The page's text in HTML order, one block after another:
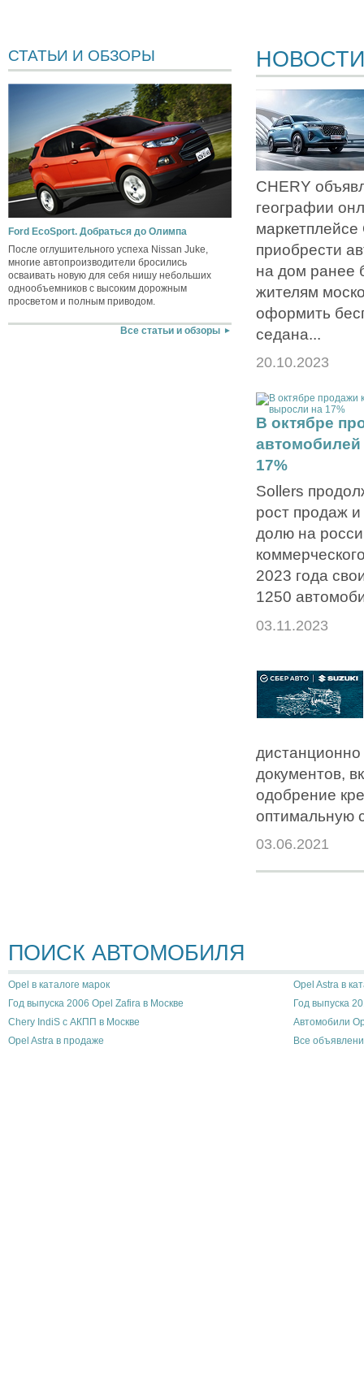
СТАТЬИ И ОБЗОРЫ
Ford EcoSport. Добраться до Олимпа
После оглушительного успеха Nissan Juke,
многие автопроизводители бросились
осваивать новую для себя нишу небольших
однообъемников с высоким дорожным
просветом и полным приводом.
Все статьи и обзоры
НОВОСТИ
CHERY
географии
приобрести
на дом ранее
жителям
оформить
седана...
20.10.2023
В октябре
17%
Sollers
рост продаж
долю на
2023 года
1250
03.11.2023
документов,
одобрение
оптимальную
03.06.2021
ПОИСК АВТОМОБИЛЯ
Opel в каталоге марок
Opel Astra в
Год выпуска 2006 Opel Zafira в Москве
Год выпуска
Chery IndiS с АКПП в Москве
Автомобили
Opel Astra в продаже
Все